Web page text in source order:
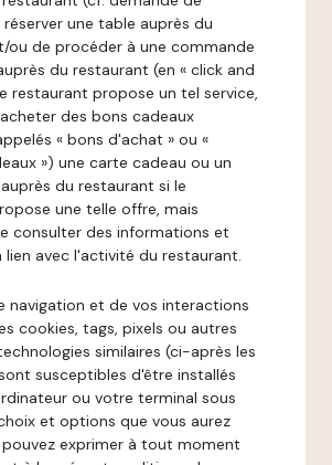
une table auprès du
ou de procéder à une commande
du restaurant (en « click and
restaurant propose un tel service,
des bons cadeaux
« bons d'achat » ou «
») une carte cadeau ou un
du restaurant si le
une telle offre, mais
consulter des informations et
lien avec l'activité du restaurant.
navigation et de vos interactions
cookies, tags, pixels ou autres
similaires (ci-après les
susceptibles d'être installés
ou votre terminal sous
et options que vous aurez
exprimer à tout moment